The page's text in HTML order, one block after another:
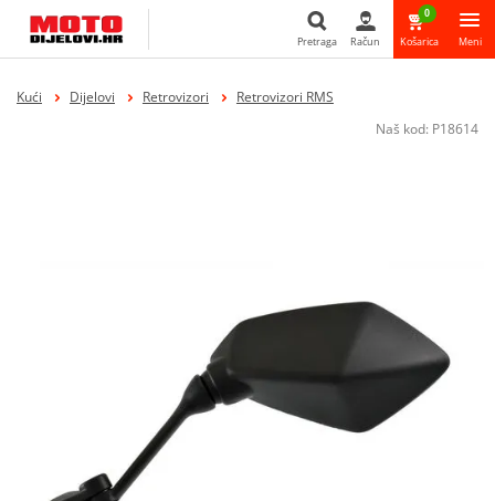
Pretraga Račun
0
Košarica Meni
Kući Dijelovi Retrovizori
Retrovizori RMS
Naš kod: P18614